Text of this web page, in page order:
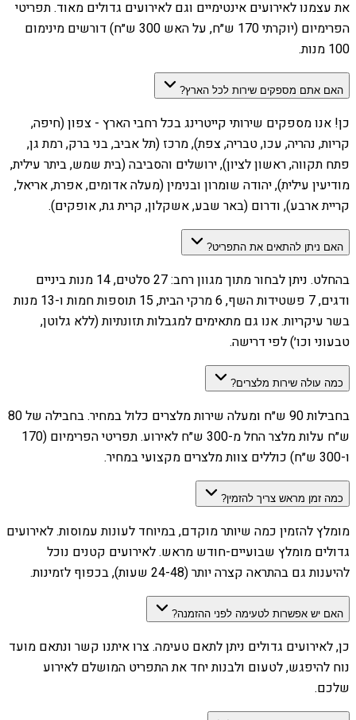
את עצמנו לאירועים אינטימיים וגם לאירועים גדולים מאוד. תפריטי
הפרימיום (יוקרתי 170 ש״ח, על האש 300 ש״ח) דורשים מינימום
100 מנות.
האם אתם מספקים שירות לכל הארץ?
כן! אנו מספקים שירותי קייטרינג בכל רחבי הארץ - צפון (חיפה,
קריות, נהריה, עכו, טבריה, צפת), מרכז (תל אביב, בני ברק, רמת גן,
פתח תקווה, ראשון לציון), ירושלים והסביבה (בית שמש, ביתר עילית,
מודיעין עילית), יהודה שומרון ובנימין (מעלה אדומים, אפרת, אריאל,
קריית ארבע), ודרום (באר שבע, אשקלון, קרית גת, אופקים).
האם ניתן להתאים את התפריט?
בהחלט. ניתן לבחור מתוך מגוון רחב: 27 סלטים, 14 מנות ביניים
ודגים, 7 פשטידות השף, 6 מרקי הבית, 15 תוספות חמות ו-13 מנות
בשר עיקריות. אנו גם מתאימים למגבלות תזונתיות (ללא גלוטן,
טבעוני וכו׳) לפי דרישה.
כמה עולה שירות מלצרים?
בחבילות 90 ש״ח ומעלה שירות מלצרים כלול במחיר. בחבילה של 80
ש״ח עלות מלצר החל מ-300 ש״ח לאירוע. תפריטי הפרימיום (170
ו-300 ש״ח) כוללים צוות מלצרים מקצועי במחיר.
כמה זמן מראש צריך להזמין?
מומלץ להזמין כמה שיותר מוקדם, במיוחד לעונות עמוסות. לאירועים
גדולים מומלץ שבועיים-חודש מראש. לאירועים קטנים נוכל
להיענות גם בהתראה קצרה יותר (24-48 שעות), בכפוף לזמינות.
האם יש אפשרות לטעימה לפני ההזמנה?
כן, לאירועים גדולים ניתן לתאם טעימה. צרו איתנו קשר ונתאם מועד
נוח להיפגש, לטעום ולבנות יחד את התפריט המושלם לאירוע
שלכם.